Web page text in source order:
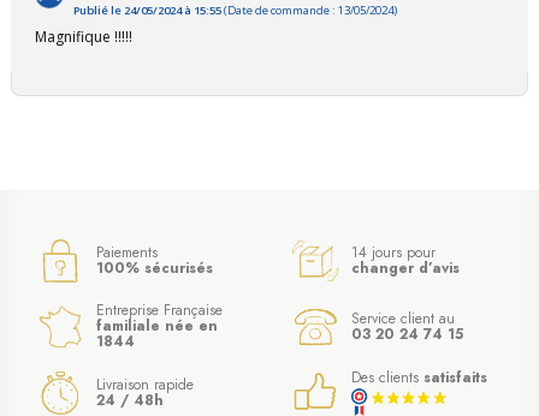
Publié le 24/05/2024 à 15:55(Date de commande : 13/05/2024)
Magnifique !!!!!
Paiements
100% sécurisés
14 jours pour
changer d’avis
Entreprise Française
familiale née en
1844
Service client au
03 20 24 74 15
Livraison rapide
24 / 48h
Des clients satisfaits